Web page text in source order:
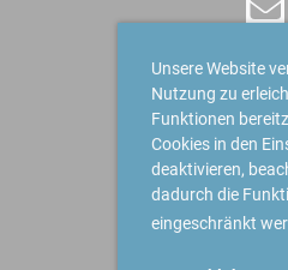
Unsere Website
Nutzung zu
Funktionen
Cookies in den
deaktivieren,
dadurch die
eingeschränkt
© Bridge
Erstellt mit